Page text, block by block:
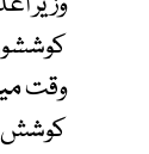
وقت
کوشش